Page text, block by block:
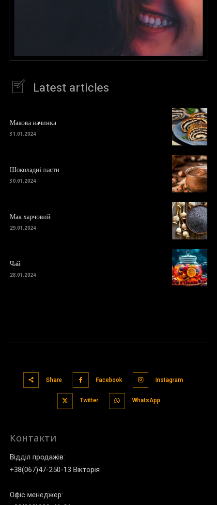
Latest articles
Макова начинка
31.01.2024
Шоколадні пасти
30.01.2024
Мак харчовий
29.01.2024
Чай
28.01.2024
Share Facebook Instagram
Twitter WhatsApp
Контакти
Відділ продажів:
+38(067)47-250-13 Вікторія
Офіс менеджер: